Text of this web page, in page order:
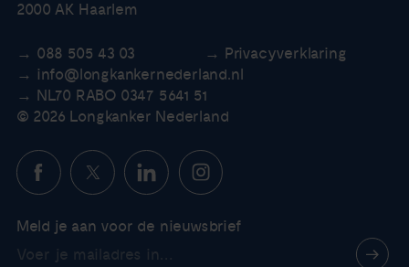
2000 AK Haarlem
088 505 43 03
Privacyverklaring
info@longkankernederland.nl
NL70 RABO 0347 5641 51
© 2026 Longkanker Nederland
Meld je aan voor de nieuwsbrief